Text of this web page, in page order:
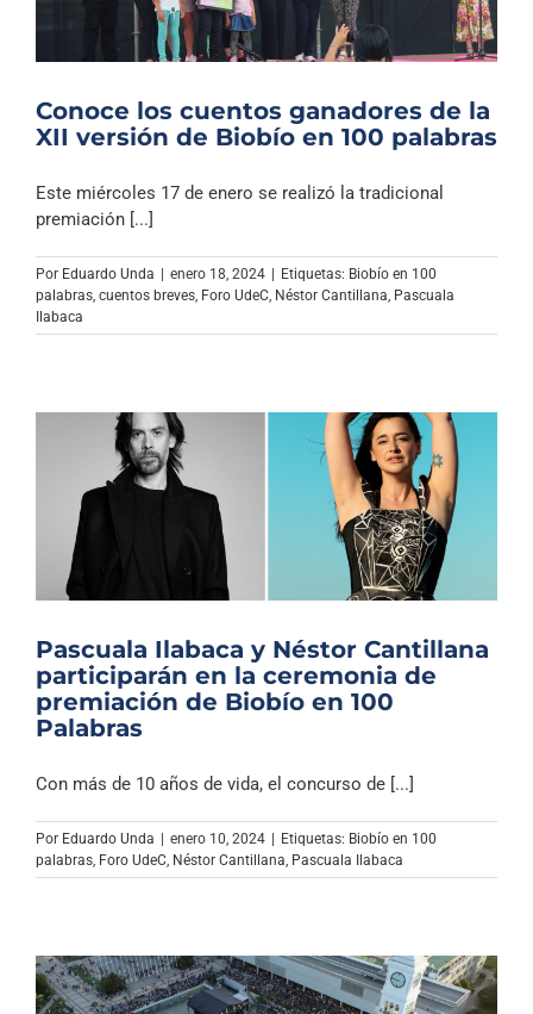
Conoce los cuentos ganadores de la
XII versión de Biobío en 100 palabras
Este miércoles 17 de enero se realizó la tradicional
premiación [...]
Por Eduardo Unda enero 18, 2024 Etiquetas: Biobío en 100
palabras, cuentos breves, Foro UdeC, Néstor Cantillana, Pascuala
Ilabaca
Pascuala Ilabaca y Néstor Cantillana
participarán en la ceremonia de
premiación de Biobío en 100
Palabras
Con más de 10 años de vida, el concurso de [...]
Por Eduardo Unda enero 10, 2024 Etiquetas: Biobío en 100
palabras, Foro UdeC, Néstor Cantillana, Pascuala Ilabaca